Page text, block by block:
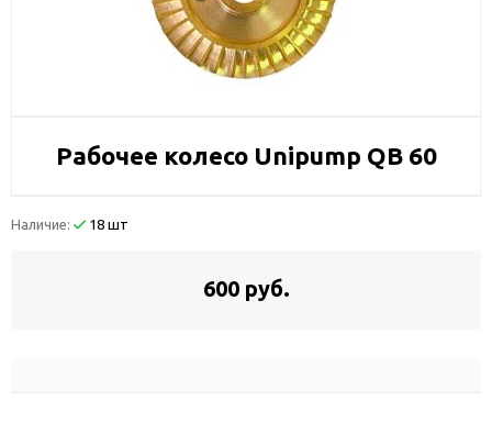
Рабочее колесо Unipump QB 60
Наличие: 18 шт
600 руб.